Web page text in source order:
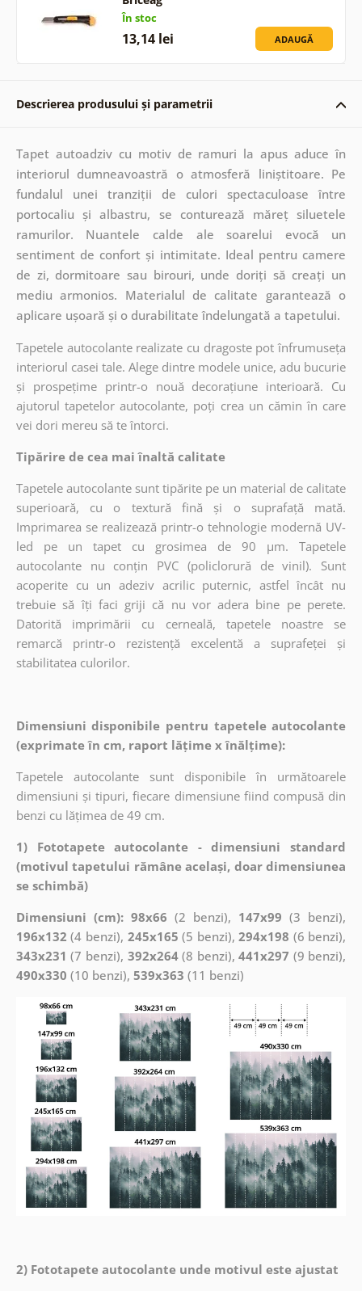
În stoc
13,14 lei ADAUGĂ
Descrierea produsului și parametrii
Tapet autoadziv cu motiv de ramuri la apus aduce în
interiorul dumneavoastră o atmosferă liniștitoare. Pe
fundalul unei tranziții de culori spectaculoase între
portocaliu și albastru, se conturează măreț siluetele
ramurilor. Nuantele calde ale soarelui evocă un
sentiment de confort și intimitate. Ideal pentru camere
de zi, dormitoare sau birouri, unde doriți să creați un
mediu armonios. Materialul de calitate garantează o
aplicare ușoară și o durabilitate îndelungată a tapetului.
Tapetele autocolante realizate cu dragoste pot înfrumuseța
interiorul casei tale. Alege dintre modele unice, adu bucurie
și prospețime printr-o nouă decorațiune interioară. Cu
ajutorul tapetelor autocolante, poți crea un cămin în care
vei dori mereu să te întorci.
Tipărire de cea mai înaltă calitate
Tapetele autocolante sunt tipărite pe un material de calitate
superioară, cu o textură fină și o suprafață mată.
Imprimarea se realizează printr-o tehnologie modernă UV-
led pe un tapet cu grosimea de 90 µm. Tapetele
autocolante nu conțin PVC (policlorură de vinil). Sunt
acoperite cu un adeziv acrilic puternic, astfel încât nu
trebuie să îți faci griji că nu vor adera bine pe perete.
Datorită imprimării cu cerneală, tapetele noastre se
remarcă printr-o rezistență excelentă a suprafeței și
stabilitatea culorilor.
Dimensiuni disponibile pentru tapetele autocolante
(exprimate în cm, raport lățime x înălțime):
Tapetele autocolante sunt disponibile în următoarele
dimensiuni și tipuri, fiecare dimensiune fiind compusă din
benzi cu lățimea de 49 cm.
1) Fototapete autocolante - dimensiuni standard
(motivul tapetului rămâne același, doar dimensiunea
se schimbă)
Dimensiuni (cm): 98x66 (2 benzi), 147x99 (3 benzi),
196x132 (4 benzi), 245x165 (5 benzi),294x198 (6 benzi),
343x231 (7 benzi), 392x264(8 benzi),441x297 (9 benzi),
490x330 (10 benzi), 539x363 (11 benzi)
2) Fototapete autocolante unde motivul este ajustat